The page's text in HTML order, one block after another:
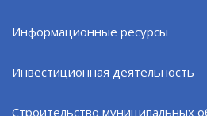
Информационные ресурсы
Инвестиционная деятельность
Строительство муниципальных
С возвращением!
Фото: пресс-служба СФ.